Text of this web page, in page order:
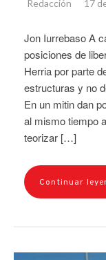
Redacción 17
Jon Iurrebaso A
posiciones de
Herria por parte
estructuras y no
En un mitin dan
al mismo tiempo
teorizar […]
Continuar